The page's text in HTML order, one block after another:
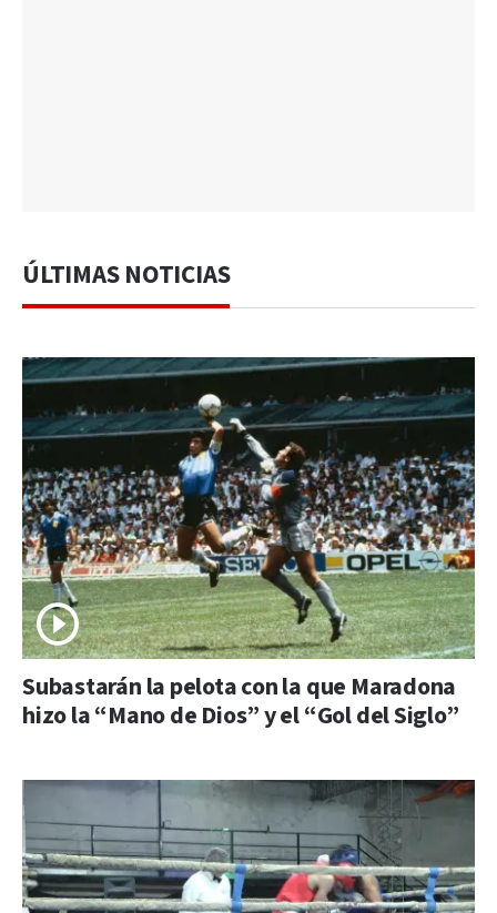
ÚLTIMAS NOTICIAS
Subastarán la pelota con la que Maradona
hizo la “Mano de Dios” y el “Gol del Siglo”